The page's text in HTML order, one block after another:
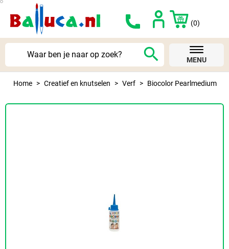
(0)
search MENU
Home Creatief en knutselen Verf Biocolor Pearlmedium